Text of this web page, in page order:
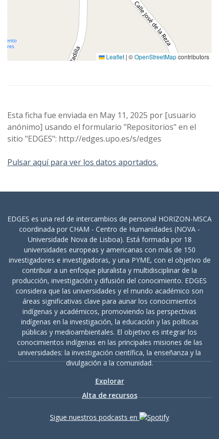
Leaflet | ©OpenStreetMapcontributors
Esta ficha fue enviada en May 11, 2025 por [usuario
anónimo] usando el formulario "Repositorios" en el
sitio "EDGES": http://edges.upo.es/s/edges
Pulsar aquí para ver los datos aportados.
EDGES es una red de intercambios de personal HORIZON-MSCA
coordinada por CHAM - Centro de Humanidades (NOVA -
Universidade Nova de Lisboa). Está formada por 18
universidades europeas y americanas con más de 150
investigadores e investigadoras, y una PYME, con el objetivo de
contribuir a un enfoque pluralista y multidisciplinar de la
producción, investigación y difusión del conocimiento. EDGES
considera que las universidades y el mundo académico son
áreas significativas clave para aunar los conocimientos
indígenas y académicos, promoviendo las perspectivas
indígenas en la investigación, la educación y las políticas
públicas y medioambientales. El objetivo es integrar los
conocimientos indígenas en las principales misiones de las
universidades: la investigación científica, la enseñanza y la
divulgación a la comunidad.
Explorar
Alta de recursos
Sigue nuestros podcasts en